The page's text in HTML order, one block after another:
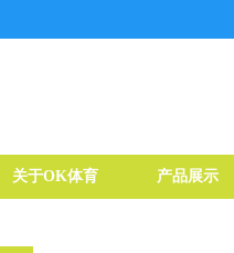
关于OK体育 产品展示